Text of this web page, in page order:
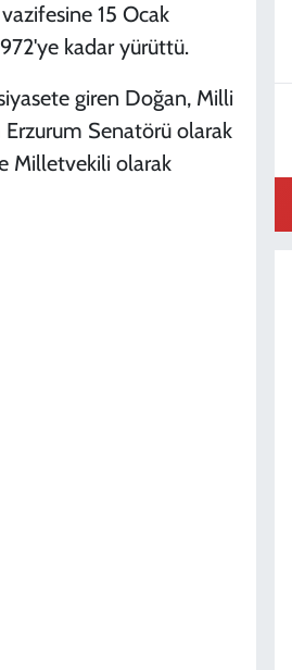
vazifesine 15 Ocak
kadar yürüttü.
giren Doğan, Milli
Senatörü olarak
Milletvekili olarak